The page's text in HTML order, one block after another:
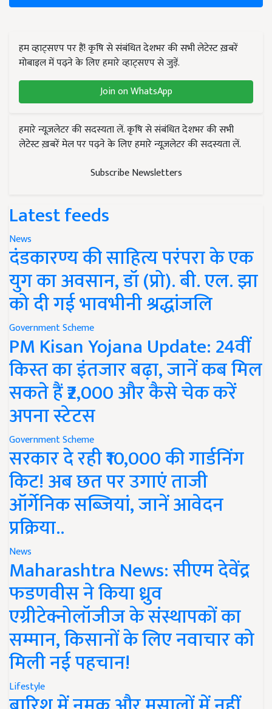
हम व्हाट्सएप पर हैं! कृषि से संबंधित देशभर की सभी लेटेस्ट ख़बरें
मोबाइल में पढ़ने के लिए हमारे व्हाट्सएप से जुड़ें.
Join on WhatsApp
हमारे न्यूज़लेटर की सदस्यता लें. कृषि से संबंधित देशभर की सभी
लेटेस्ट ख़बरें मेल पर पढ़ने के लिए हमारे न्यूज़लेटर की सदस्यता लें.
Subscribe Newsletters
Latest feeds
News
दंडकारण्य की साहित्य परंपरा के एक
युग का अवसान, डॉ (प्रो). बी. एल. झा
को दी गई भावभीनी श्रद्धांजलि
Government Scheme
PM Kisan Yojana Update: 24वीं
किस्त का इंतजार बढ़ा, जानें कब मिल
सकते हैं ₹2,000 और कैसे चेक करें
अपना स्टेटस
Government Scheme
सरकार दे रही ₹10,000 की गार्डनिंग
किट! अब छत पर उगाएं ताजी
ऑर्गेनिक सब्जियां, जानें आवेदन
प्रक्रिया..
News
Maharashtra News: सीएम देवेंद्र
फडणवीस ने किया ध्रुव
एग्रीटेक्नोलॉजीज के संस्थापकों का
सम्मान, किसानों के लिए नवाचार को
मिली नई पहचान!
Lifestyle